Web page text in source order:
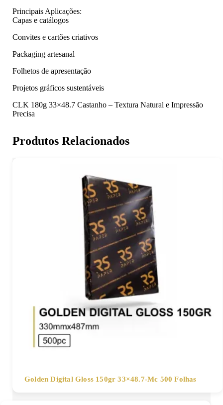
Principais Aplicações:
Capas e catálogos
Convites e cartões criativos
Packaging artesanal
Folhetos de apresentação
Projetos gráficos sustentáveis
CLK 180g 33×48.7 Castanho – Textura Natural e Impressão
Precisa
Produtos Relacionados
Golden Digital Gloss 150gr 33×48.7-Mc 500 Folhas